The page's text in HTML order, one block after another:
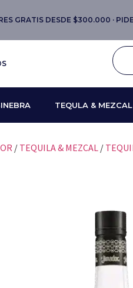
GRATIS DESDE $300.000 ·
TEQULA & MEZCAL
/ TEQUILA & MEZCAL /